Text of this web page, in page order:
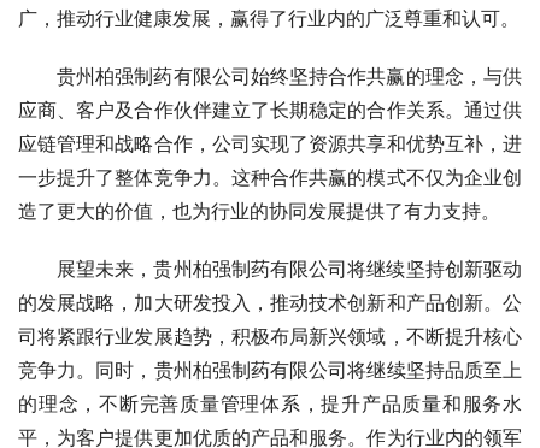
广，推动行业健康发展，赢得了行业内的广泛尊重和认可。
贵州柏强制药有限公司始终坚持合作共赢的理念，与供
应商、客户及合作伙伴建立了长期稳定的合作关系。通过供
应链管理和战略合作，公司实现了资源共享和优势互补，进
一步提升了整体竞争力。这种合作共赢的模式不仅为企业创
造了更大的价值，也为行业的协同发展提供了有力支持。
展望未来，贵州柏强制药有限公司将继续坚持创新驱动
的发展战略，加大研发投入，推动技术创新和产品创新。公
司将紧跟行业发展趋势，积极布局新兴领域，不断提升核心
竞争力。同时，贵州柏强制药有限公司将继续坚持品质至上
的理念，不断完善质量管理体系，提升产品质量和服务水
平，为客户提供更加优质的产品和服务。作为行业内的领军